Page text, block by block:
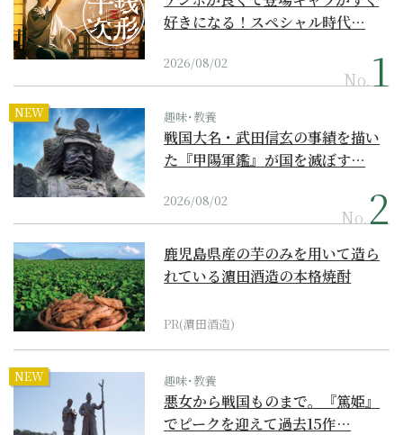
好きになる！スペシャル時代…
2026/08/02
No.
NEW 趣味･教養
戦国大名・武田信玄の事績を描い
た『甲陽軍鑑』が国を滅ぼす…
2026/08/02
No.
鹿児島県産の芋のみを用いて造ら
れている濵田酒造の本格焼酎
PR(濵田酒造)
NEW 趣味･教養
悪女から戦国ものまで。『篤姫』
でピークを迎えて過去15作…